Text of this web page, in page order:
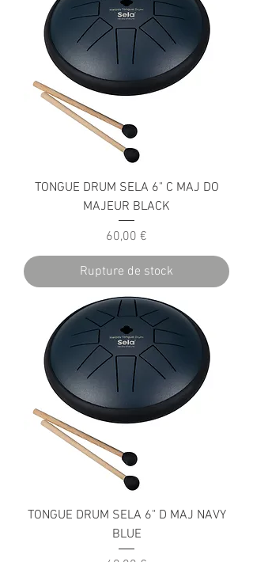
TONGUE DRUM SELA 6" C MAJ DO
MAJEUR BLACK
Prix
60,00 €
Rupture de stock
TONGUE DRUM SELA 6" D MAJ NAVY
BLUE